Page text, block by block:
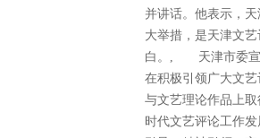
并讲话。他表示，
大举措，是天津文
白。, 天津市委宣
在积极引领广大文
与文艺理论作品上
时代文艺评论工作